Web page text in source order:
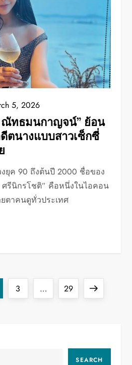
5, 2026
ณัทธมนกาญจน์” ย้อน
ตนางแบบสาวเซ็กซี่
ยุค 90 ถึงต้นปี 2000 ชื่อของ
รีนิกรโชติ” คือหนึ่งในไอคอน
ตาคนดูทั่วประเทศ
Page
3 … Page
29
Next
SEARCH